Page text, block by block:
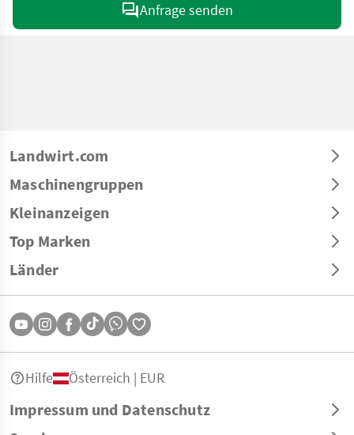
Anfrage senden
Landwirt.com
Maschinengruppen
Kleinanzeigen
Top Marken
Länder
Impressum und Datenschutz
Hilfe Österreich | EUR